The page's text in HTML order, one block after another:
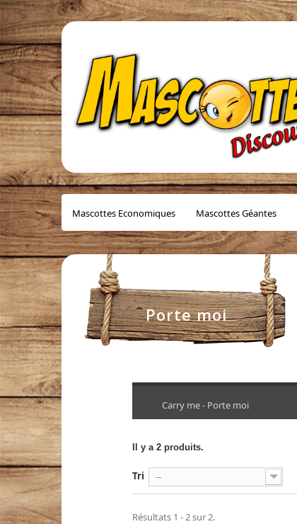
Mascottes Economiques Mascottes Géantes
Porte moi
Carry me - Porte moi
Il y a 2 produits.
Tri --
Résultats 1 - 2 sur 2.